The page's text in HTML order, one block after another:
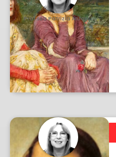
Prof.ssa Patrizia Anfossi